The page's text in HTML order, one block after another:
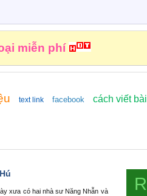
miễn phí
text link facebook cách viết bài
xưa có hai nhà sư Năng Nhẫn và
R